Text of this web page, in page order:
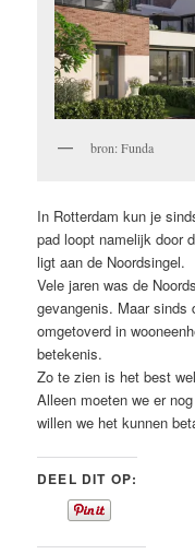
bron: Funda
In Rotterdam kun je
pad loopt namelijk door
ligt aan de Noordsingel.
Vele jaren was de
gevangenis. Maar sinds
omgetoverd in
betekenis.
Zo te zien is het best
Alleen moeten we er
willen we het kunnen
DEEL DIT OP: